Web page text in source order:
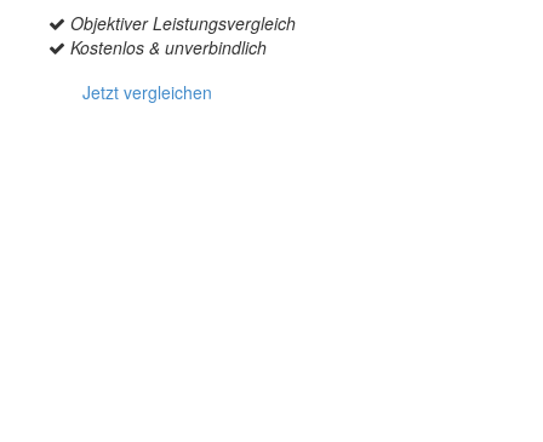
Objektiver Leistungsvergleich
Kostenlos & unverbindlich
Jetzt vergleichen